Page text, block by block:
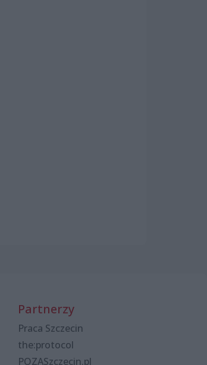
Partnerzy
Praca Szczecin
the:protocol
POZASzczecin.pl